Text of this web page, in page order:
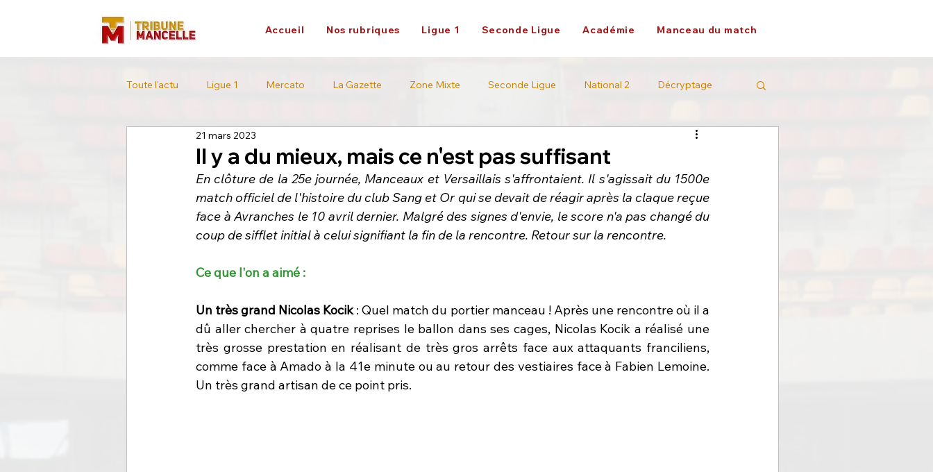
Accueil Nos rubriques Ligue 1 Seconde Ligue Académie Manceau du match
Toute l'actu Ligue 1 Mercato La Gazette Zone Mixte Seconde Ligue National 2 Décryptage
L'interview Tour de France
Il y a du mieux, mais ce n'est pas suffisant
21 mars 2023
En clôture de la 25e journée, Manceaux et Versaillais s'affrontaient. Il s'agissait du 1500e
match officiel de l'histoire du club Sang et Or qui se devait de réagir après la claque reçue
face à Avranches le 10 avril dernier. Malgré des signes d'envie, le score n'a pas changé du
coup de sifflet initial à celui signifiant la fin de la rencontre. Retour sur la rencontre.
Ce que l'on a aimé :
Un très grand Nicolas Kocik : Quel match du portier manceau ! Après une rencontre où il a
dû aller chercher à quatre reprises le ballon dans ses cages, Nicolas Kocik a réalisé une
très grosse prestation en réalisant de très gros arrêts face aux attaquants franciliens,
comme face à Amado à la 41e minute ou au retour des vestiaires face à Fabien Lemoine.
Un très grand artisan de ce point pris.